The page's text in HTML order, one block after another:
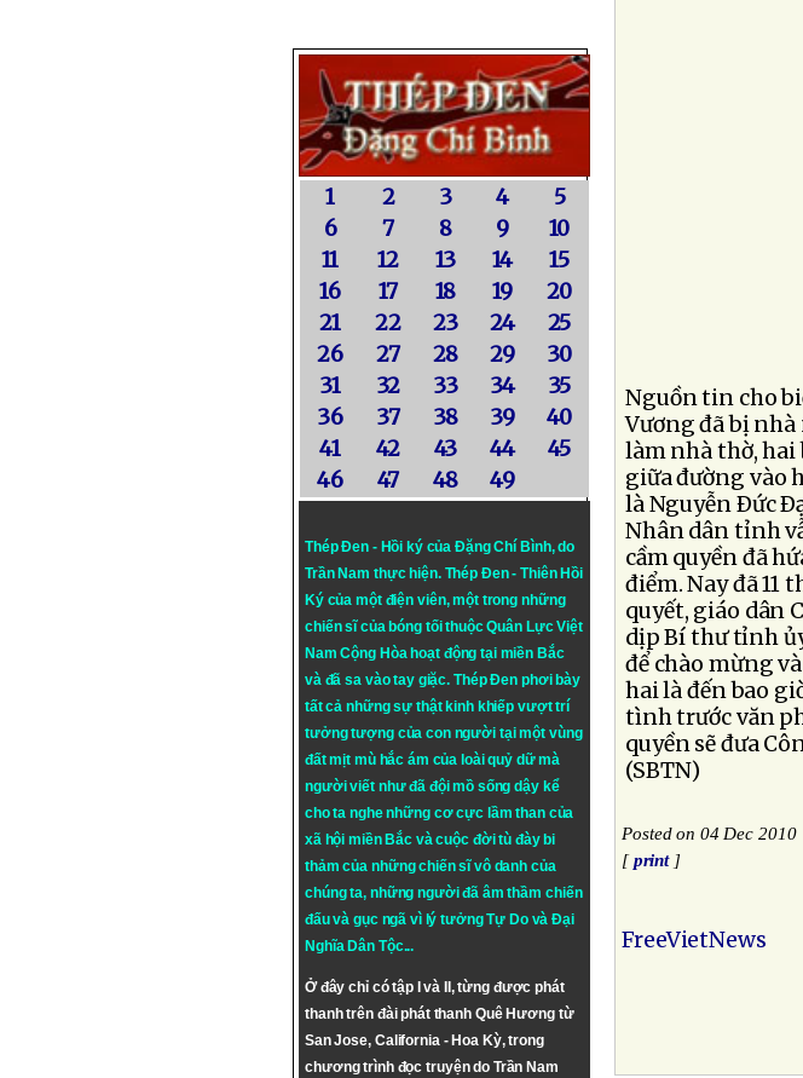
1 2 3 4
5
6
7 8 9
10
11
12 13 14
15
16
17 18 19
20
21
22 23 24
25
26
27 28 29
30
31
32 33 34
35
36
37 38 39
40
41
42 43 44
45
46
47 48 49
Thép Đen - Hồi ký của Đặng Chí Bình, do
Trần Nam thực hiện. Thép Đen- Thiên Hồi
Ký của một điện viên, một trong những
chiến sĩ của bóng tối thuộc Quân Lực Việt
Nam Cộng Hòa hoạt động tại miền Bắc
và đã sa vào tay giặc. Thép Đen phơi bày
tất cả những sự thật kinh khiếp vượt trí
tưởng tượng của con người tại một vùng
đất mịt mù hắc ám của loài quỷ dữ mà
người viết như đã đội mồ sống dậy kể
cho ta nghe những cơ cực lầm than của
xã hội miền Bắc và cuộc đời tù đày bi
thảm của những chiến sĩ vô danh của
chúng ta, những người đã âm thầm chiến
đấu và gục ngã vì lý tưởngTự DovàĐại
Nghĩa Dân Tộc...
Ở đây chỉ có tập I và II, từng được phát
thanh trên đài phát thanh Quê Hương từ
San Jose, California - Hoa Kỳ, trong
chương trình đọc truyện do Trần Nam
Nguồn tin cho
Vương đã bị
làm nhà thờ, hai
giữa đường vào
là Nguyễn Ðức
Nhân dân tỉnh
cầm quyền đã
điểm. Nay đã
quyết, giáo dân
dịp Bí thư tỉnh
để chào mừng
hai là đến bao
tình trước văn
quyền sẽ đưa
(SBTN)
Posted on 04 Dec 2010
[print]
FreeVietNews